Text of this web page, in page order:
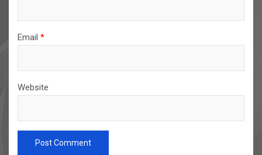
Email *
Website